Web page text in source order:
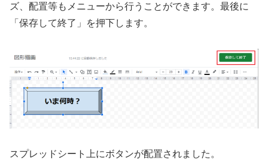
ズ、配置等もメニューから行うことができます。最後に
「保存して終了」を押下します。
スプレッドシート上にボタンが配置されました。